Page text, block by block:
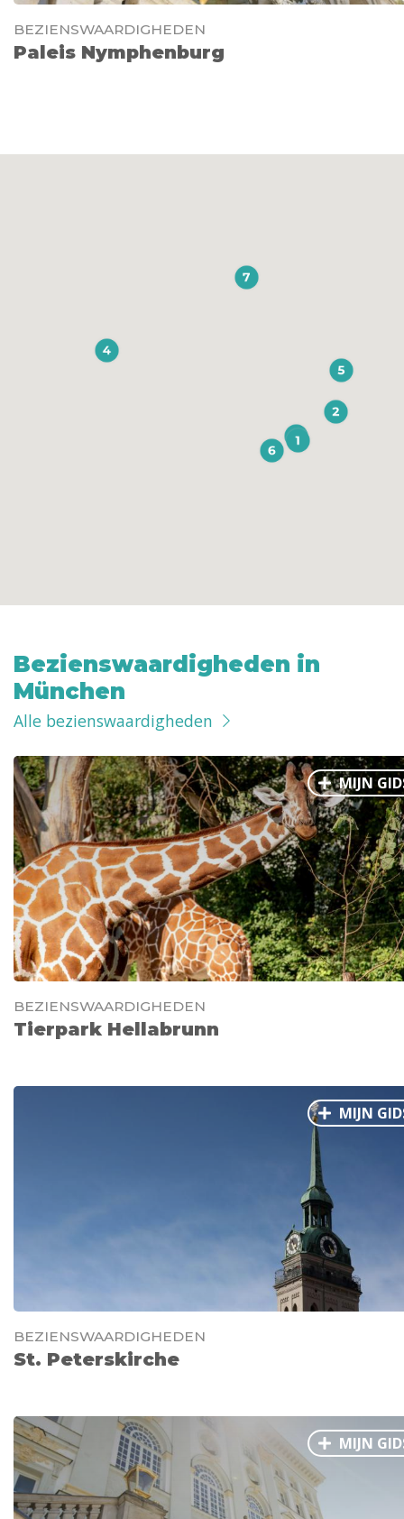
BEZIENSWAARDIGHEDEN
Paleis Nymphenburg
Bezienswaardigheden in
München
Alle bezienswaardigheden
MIJN
BEZIENSWAARDIGHEDEN
Tierpark Hellabrunn
MIJN
BEZIENSWAARDIGHEDEN
St. Peterskirche
MIJN